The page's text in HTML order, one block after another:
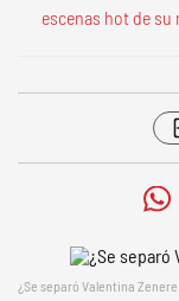
escenas hot de su
¿Se separó Valentina